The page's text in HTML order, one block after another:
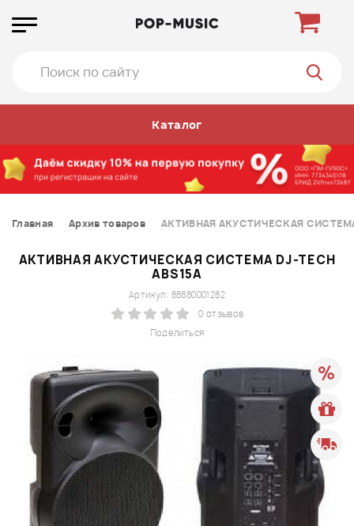
Каталог
Главная Архив товаров АКТИВНАЯ АКУСТИЧЕСКАЯ СИСТЕМА
АКТИВНАЯ АКУСТИЧЕСКАЯ СИСТЕМА DJ-TECH
ABS15A
Поделиться
Артикул: 88880001282
0 отзывов